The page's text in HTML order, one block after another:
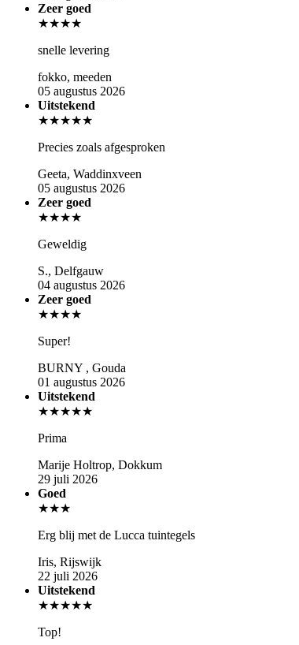
Zeer goed
★★★★
snelle levering
fokko, meeden
05 augustus 2026
Uitstekend
★★★★★
Precies zoals afgesproken
Geeta, Waddinxveen
05 augustus 2026
Zeer goed
★★★★
Geweldig
S., Delfgauw
04 augustus 2026
Zeer goed
★★★★
Super!
BURNY , Gouda
01 augustus 2026
Uitstekend
★★★★★
Prima
Marije Holtrop, Dokkum
29 juli 2026
Goed
★★★
Erg blij met de Lucca tuintegels
Iris, Rijswijk
22 juli 2026
Uitstekend
★★★★★
Top!